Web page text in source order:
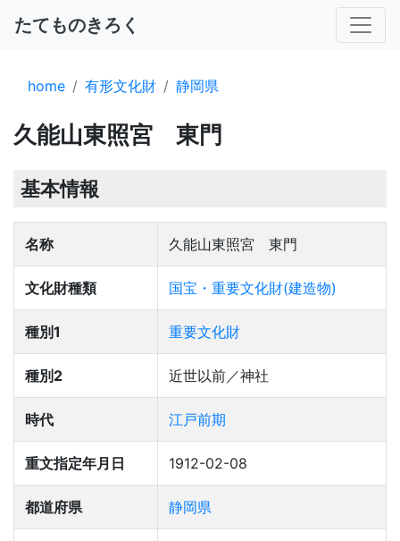
たてものきろく
home 有形文化財 静岡県
久能山東照宮 東門
基本情報
名称 久能山東照宮 東門
文化財種類 国宝・重要文化財(建造物)
種別1 重要文化財
種別2 近世以前／神社
時代 江戸前期
重文指定年月日 1912-02-08
都道府県 静岡県